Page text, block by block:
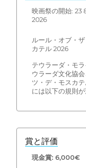
映画祭の開始:
2026
ルール・オブ・
カテル 2026
テウラーダ・モ
ウラーダ文化協
ツ・デ・モスカ
には以下の規則が
賞と評価
現金賞: 6,000€